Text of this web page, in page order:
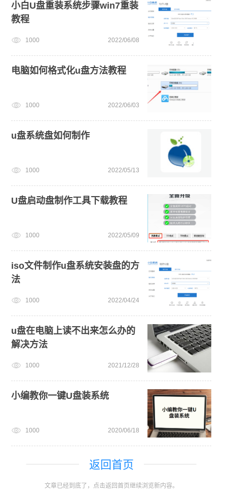
旗舰版win7系统安装教程 win11一键安装
win11正式版 新手如何重装电脑系统win7
小白U盘重装系统步骤win7重装
教程
1000 2022/06/08
电脑如何格式化u盘方法教程
1000 2022/06/03
u盘系统盘如何制作
1000 2022/05/13
U盘启动盘制作工具下载教程
1000 2022/05/09
iso文件制作u盘系统安装盘的方
法
1000 2022/04/24
u盘在电脑上读不出来怎么办的
解决方法
1000 2021/12/28
小编教你一键U盘装系统
1000 2020/06/18
返回首页
文章已经到底了，点击返回首页继续浏览新内容。